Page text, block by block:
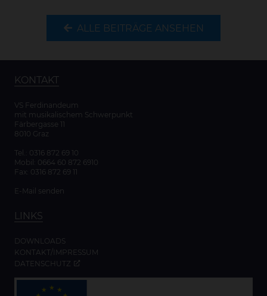
ALLE BEITRÄGE ANSEHEN
KONTAKT
VS Ferdinandeum
mit musikalischem Schwerpunkt
Färbergasse 11
8010 Graz
Tel.: 0316 872 69 10
Mobil: 0664 60 872 6910
Fax: 0316 872 69 11
E-Mail senden
LINKS
DOWNLOADS
KONTAKT/IMPRESSUM
DATENSCHUTZ